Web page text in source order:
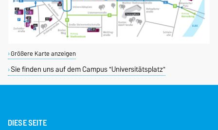
Größere Karte anzeigen
Sie finden uns auf dem Campus "Universitätsplatz"
DIESE SEITE